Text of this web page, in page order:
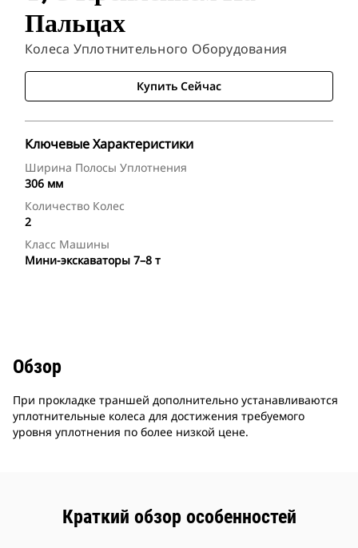
Пальцах
Колеса Уплотнительного Оборудования
Купить Сейчас
Ключевые Характеристики
Ширина Полосы Уплотнения
306 мм
Количество Колес
2
Класс Машины
Мини-экскаваторы 7–8 т
Обзор
При прокладке траншей дополнительно устанавливаются
уплотнительные колеса для достижения требуемого
уровня уплотнения по более низкой цене.
Краткий обзор особенностей